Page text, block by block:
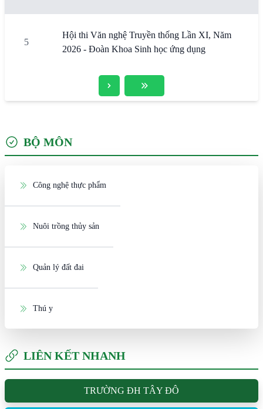
5
Hội thi Văn nghệ Truyền thống Lần XI, Năm
2026 - Đoàn Khoa Sinh học ứng dụng
BỘ MÔN
Công nghệ thực phẩm
Nuôi trồng thủy sản
Quản lý đất đai
Thú y
LIÊN KẾT NHANH
TRƯỜNG ĐH TÂY ĐÔ